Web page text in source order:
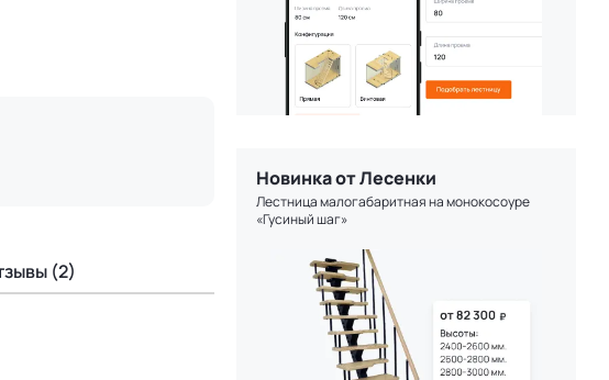
(2)
Новинка от Лесенки
Лестница малогабаритная на монокосоуре
«Гусиный шаг»